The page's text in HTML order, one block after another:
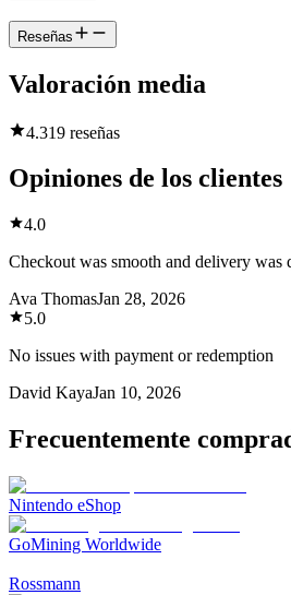
Reseñas
Valoración media
4.319 reseñas
Opiniones de los clientes
4.0
Checkout was smooth and delivery was
Ava ThomasJan 28, 2026
5.0
No issues with payment or redemption
David KayaJan 10, 2026
Frecuentemente
Nintendo eShop
GoMining Worldwide
Rossmann